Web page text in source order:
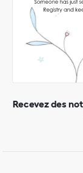
Recevez des